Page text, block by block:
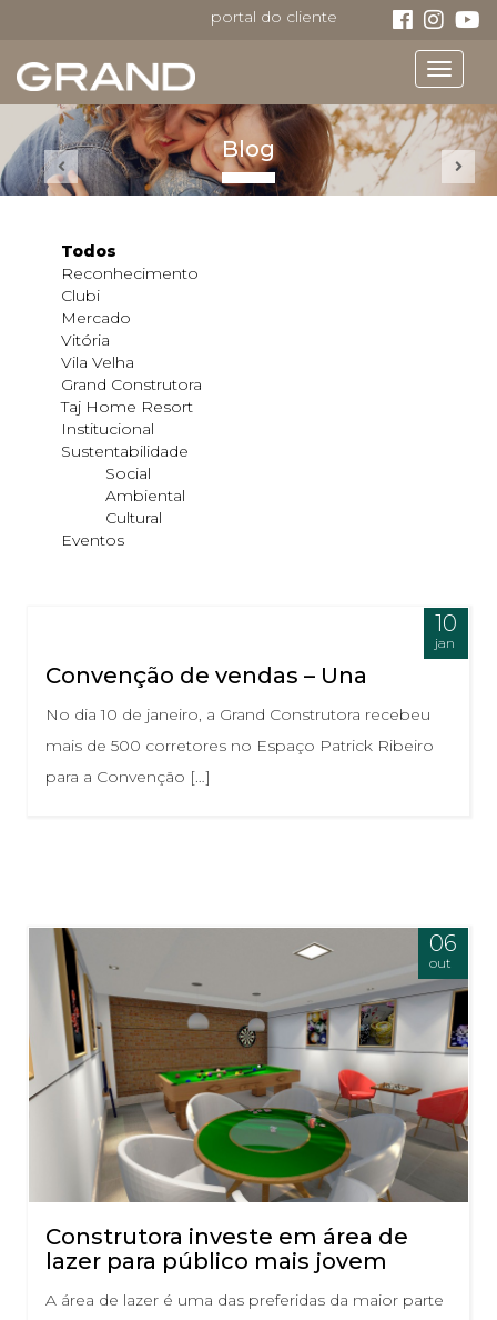
portal do cliente
Toggle
Blog
Todos
Reconhecimento
Clubi
Mercado
Vitória
Vila Velha
Grand Construtora
Taj Home Resort
Institucional
Sustentabilidade
Social
Ambiental
Cultural
Eventos
10
jan
Convenção de vendas – Una
No dia 10 de janeiro, a Grand Construtora recebeu
mais de 500 corretores no Espaço Patrick Ribeiro
para a Convenção […]
06
out
Construtora investe em área de
lazer para público mais jovem
A área de lazer é uma das preferidas da maior parte